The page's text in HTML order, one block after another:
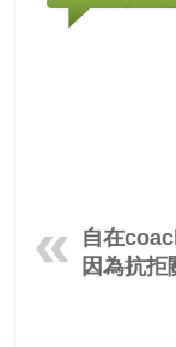
自在
因為抗拒